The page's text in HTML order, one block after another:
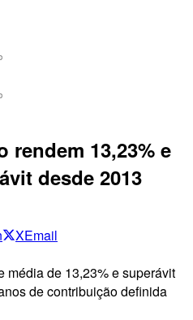
rendem 13,23% e
desde 2013
XEmail
média de 13,23% e superávit
de contribuição definida